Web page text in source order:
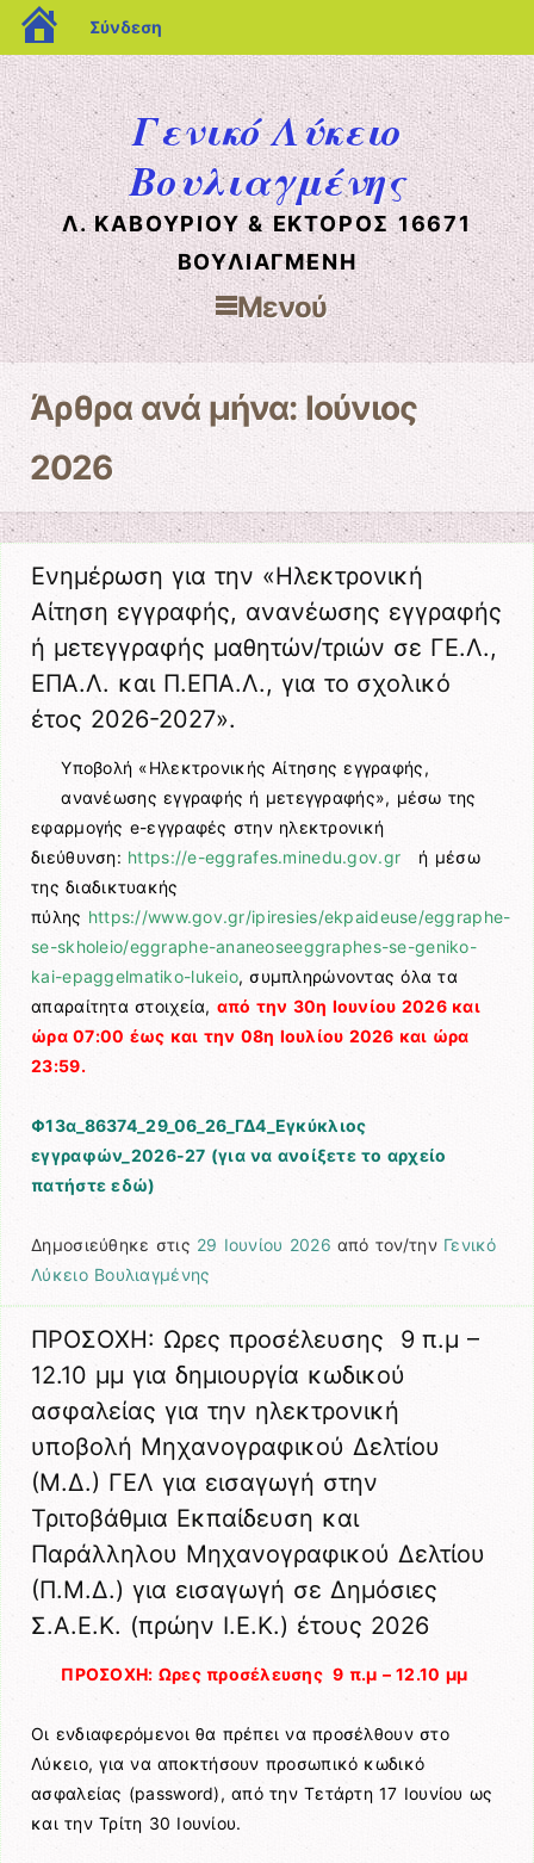
blogs.sch.gr
Σύνδεση
Γενικό Λύκειο
Βουλιαγμένης
Λ. ΚΑΒΟΥΡΊΟΥ & ΈΚΤΟΡΟΣ 16671
ΒΟΥΛΙΑΓΜΈΝΗ
Μενού
Μετάβαση στο περιεχόμενο
Άρθρα ανά μήνα: Ιούνιος
2026
Ενημέρωση για την «Ηλεκτρονική
Αίτηση εγγραφής, ανανέωσης εγγραφής
ή μετεγγραφής μαθητών/τριών σε ΓΕ.Λ.,
ΕΠΑ.Λ. και Π.ΕΠΑ.Λ., για το σχολικό
έτος 2026-2027».
Υποβολή «Ηλεκτρονικής Αίτησης εγγραφής,
ανανέωσης εγγραφής ή μετεγγραφής», μέσω της
εφαρμογής e-εγγραφές στην ηλεκτρονική
διεύθυνση: https://e-eggrafes.minedu.gov.gr ή μέσω
της διαδικτυακής
πύλης https://www.gov.gr/ipiresies/ekpaideuse/eggraphe-
se-skholeio/eggraphe-ananeoseeggraphes-se-geniko-
kai-epaggelmatiko-lukeio, συμπληρώνοντας όλα τα
απαραίτητα στοιχεία, από την 30η Ιουνίου 2026 και
ώρα 07:00 έως και την 08η Ιουλίου 2026 και ώρα
23:59.
Φ13α_86374_29_06_26_ΓΔ4_Εγκύκλιος
εγγραφών_2026-27 (για να ανοίξετε το αρχείο
πατήστε εδώ)
Δημοσιεύθηκε στις 29 Ιουνίου 2026 από τον/την Γενικό
Λύκειο Βουλιαγμένης
ΠΡΟΣΟΧΗ: Ωρες προσέλευσης 9 π.μ –
12.10 μμ για δημιουργία κωδικού
ασφαλείας για την ηλεκτρονική
υποβολή Μηχανογραφικού Δελτίου
(Μ.Δ.) ΓΕΛ για εισαγωγή στην
Τριτοβάθμια Εκπαίδευση και
Παράλληλου Μηχανογραφικού Δελτίου
(Π.Μ.Δ.) για εισαγωγή σε Δημόσιες
Σ.Α.Ε.Κ. (πρώην Ι.Ε.Κ.) έτους 2026
ΠΡΟΣΟΧΗ: Ωρες προσέλευσης 9 π.μ – 12.10 μμ
Οι ενδιαφερόμενοι θα πρέπει να προσέλθουν στο
Λύκειο, για να αποκτήσουν προσωπικό κωδικό
ασφαλείας (password), από την Τετάρτη 17 Ιουνίου ως
και την Τρίτη 30 Ιουνίου.